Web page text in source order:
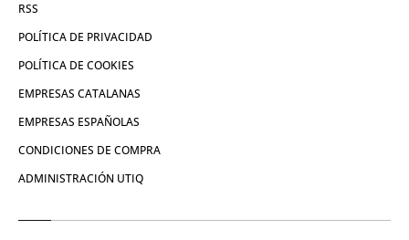
RSS
POLÍTICA DE PRIVACIDAD
POLÍTICA DE COOKIES
EMPRESAS CATALANAS
EMPRESAS ESPAÑOLAS
CONDICIONES DE COMPRA
ADMINISTRACIÓN UTIQ